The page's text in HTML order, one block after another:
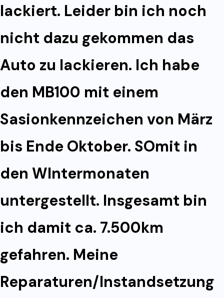
lackiert. Leider bin ich noch
nicht dazu gekommen das
Auto zu lackieren. Ich habe
den MB100 mit einem
Sasionkennzeichen von März
bis Ende Oktober. SOmit in
den WIntermonaten
untergestellt. Insgesamt bin
ich damit ca. 7.500km
gefahren. Meine
Reparaturen/Instandsetzung